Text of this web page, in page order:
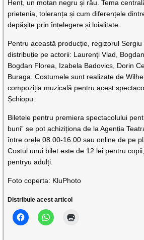
Henț, un motan negru și rău. Tema
prietenia, toleranța și cum diferențele
depășite prin înțelegere și loialitate.
Pentru această producție, regizorul
distribuție pe actorii: Laurenți Vlad,
Bogdan Florea, Izabela Badovics, Dorin
Buraga. Costumele sunt realizate de
compoziția muzicală pentru acest
Șchiopu.
Biletele pentru premiera spectacolului
buni” se pot achiziționa de la Agenția
între orele 08.00-16.00 sau online de pe
Costul unui bilet este de 12 lei pentru
pentryu adulți.
Foto coperta: KluPhoto
Distribuie acest articol